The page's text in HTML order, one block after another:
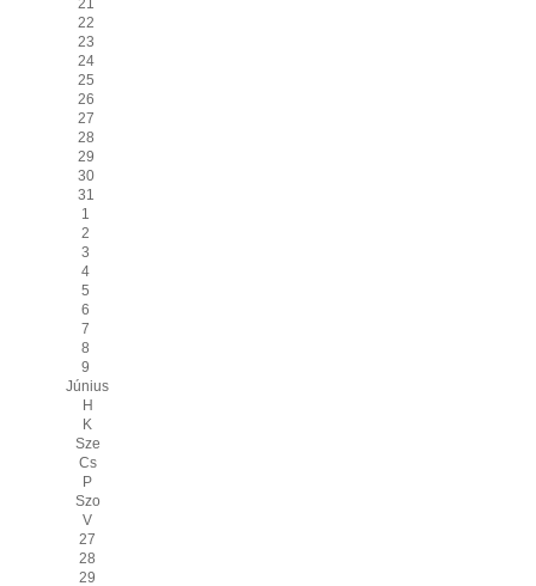
21
22
23
24
25
26
27
28
29
30
31
1
2
3
4
5
6
7
8
9
Június
H
K
Sze
Cs
P
Szo
V
27
28
29